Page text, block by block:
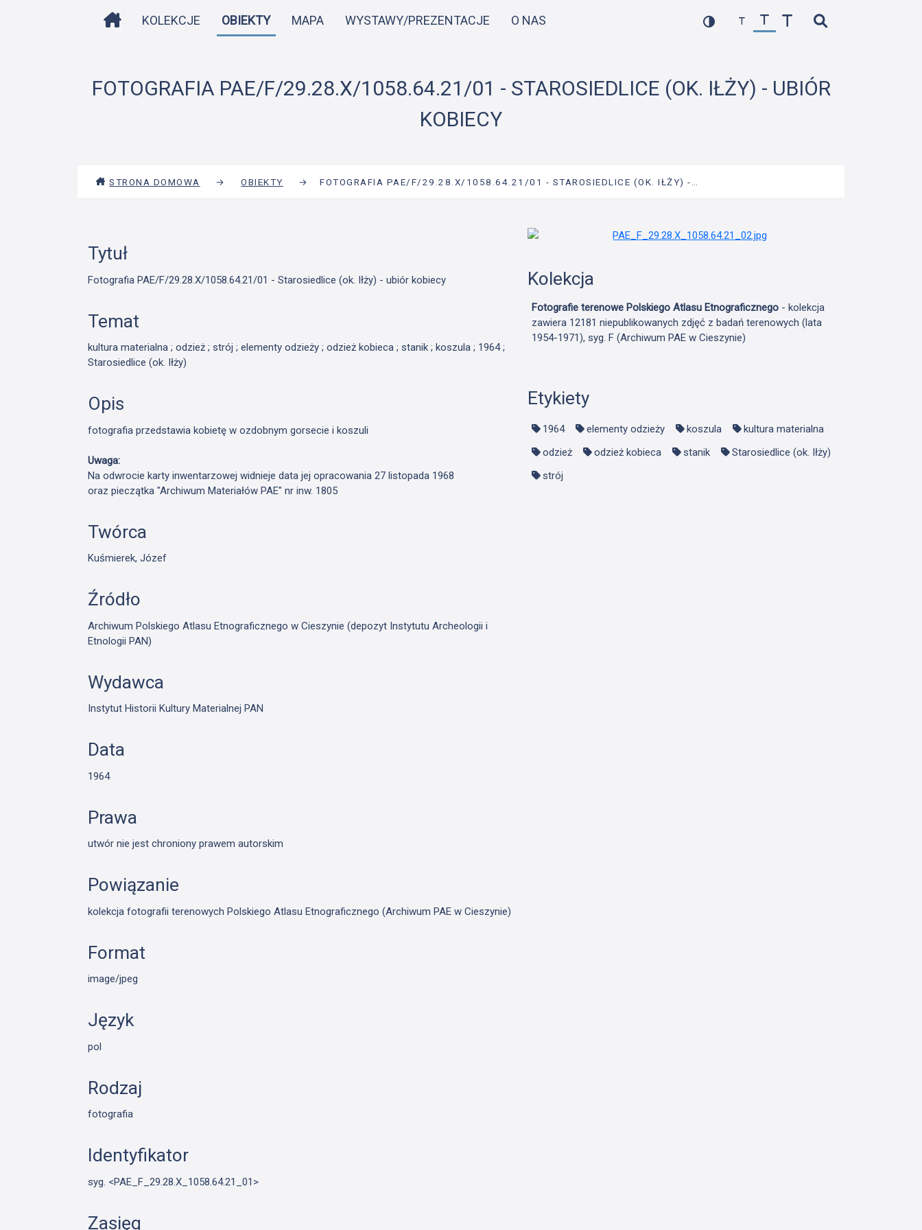
do
STRONA DOMOWA
KOLEKCJE OBIEKTY MAPA WYSTAWY/PREZENTACJE O NAS
FOTOGRAFIA PAE/F/29.28.X/1058.64.21/01 - STAROSIEDLICE (OK. IŁŻY) - UBIÓR
KOBIECY
STRONA DOMOWA → OBIEKTY → FOTOGRAFIA PAE/F/29.28.X/1058.64.21/01 - STAROSIEDLICE (OK. IŁŻY) -…
Tytuł
Fotografia PAE/F/29.28.X/1058.64.21/01 - Starosiedlice (ok. Iłży) - ubiór kobiecy
Temat
kultura materialna ; odzież ; strój ; elementy odzieży ; odzież kobieca ; stanik ; koszula ; 1964 ;
Starosiedlice (ok. Iłży)
Opis
fotografia przedstawia kobietę w ozdobnym gorsecie i koszuli
Uwaga:
Na odwrocie karty inwentarzowej widnieje data jej opracowania 27 listopada 1968
oraz pieczątka "Archiwum Materiałów PAE" nr inw. 1805
Twórca
Kuśmierek, Józef
Źródło
Archiwum Polskiego Atlasu Etnograficznego w Cieszynie (depozyt Instytutu Archeologii i
Etnologii PAN)
Wydawca
Instytut Historii Kultury Materialnej PAN
Data
1964
Prawa
utwór nie jest chroniony prawem autorskim
Powiązanie
kolekcja fotografii terenowych Polskiego Atlasu Etnograficznego (Archiwum PAE w Cieszynie)
Format
image/jpeg
Język
pol
Rodzaj
fotografia
Identyfikator
syg. <PAE_F_29.28.X_1058.64.21_01>
Zasięg
Kolekcja
Fotografie terenowe Polskiego Atlasu Etnograficznego- kolekcja
zawiera 12181 niepublikowanych zdjęć z badań terenowych (lata
1954-1971), syg. F (Archiwum PAE w Cieszynie)
Etykiety
1964 elementy odzieży koszula
kultura materialna
odzież
odzież kobieca stanik
Starosiedlice (ok. Iłży)
strój